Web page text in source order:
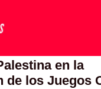
en la
de los Juegos